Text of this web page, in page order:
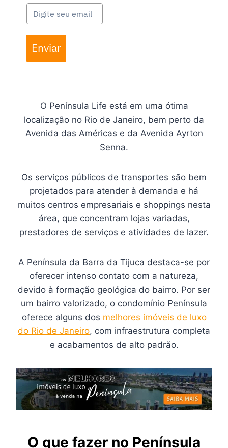
Enviar
O Península Life está em uma ótima
localização no Rio de Janeiro, bem perto da
Avenida das Américas e da Avenida Ayrton
Senna.
Os serviços públicos de transportes são bem
projetados para atender à demanda e há
muitos centros empresariais e shoppings nesta
área, que concentram lojas variadas,
prestadores de serviços e atividades de lazer.
A Península da Barra da Tijuca destaca-se por
oferecer intenso contato com a natureza,
devido à formação geológica do bairro. Por ser
um bairro valorizado, o condomínio Península
oferece alguns dos melhores imóveis de luxo
do Rio de Janeiro, com infraestrutura completa
e acabamentos de alto padrão.
O que fazer no Península